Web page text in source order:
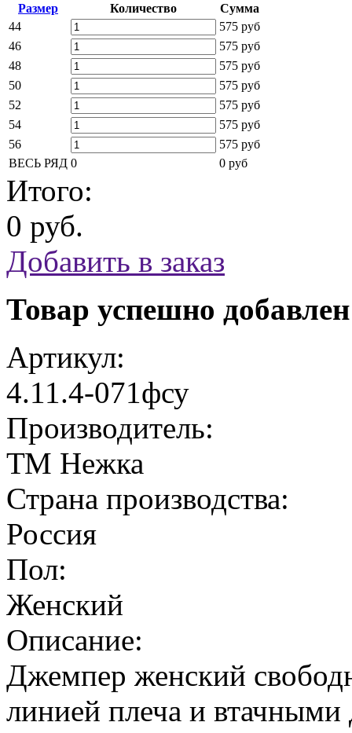
Размер Количество
Сумма
44
575 руб
46
575 руб
48
575 руб
50
575 руб
52
575 руб
54
575 руб
56
575 руб
ВЕСЬ РЯД 0 0 руб
Итого:
0 руб.
Добавить в заказ
Товар успешно
Артикул:
4.11.4-071фсу
Производитель:
ТМ Нежка
Страна производства:
Россия
Пол:
Женский
Описание:
Джемпер женский
линией плеча и